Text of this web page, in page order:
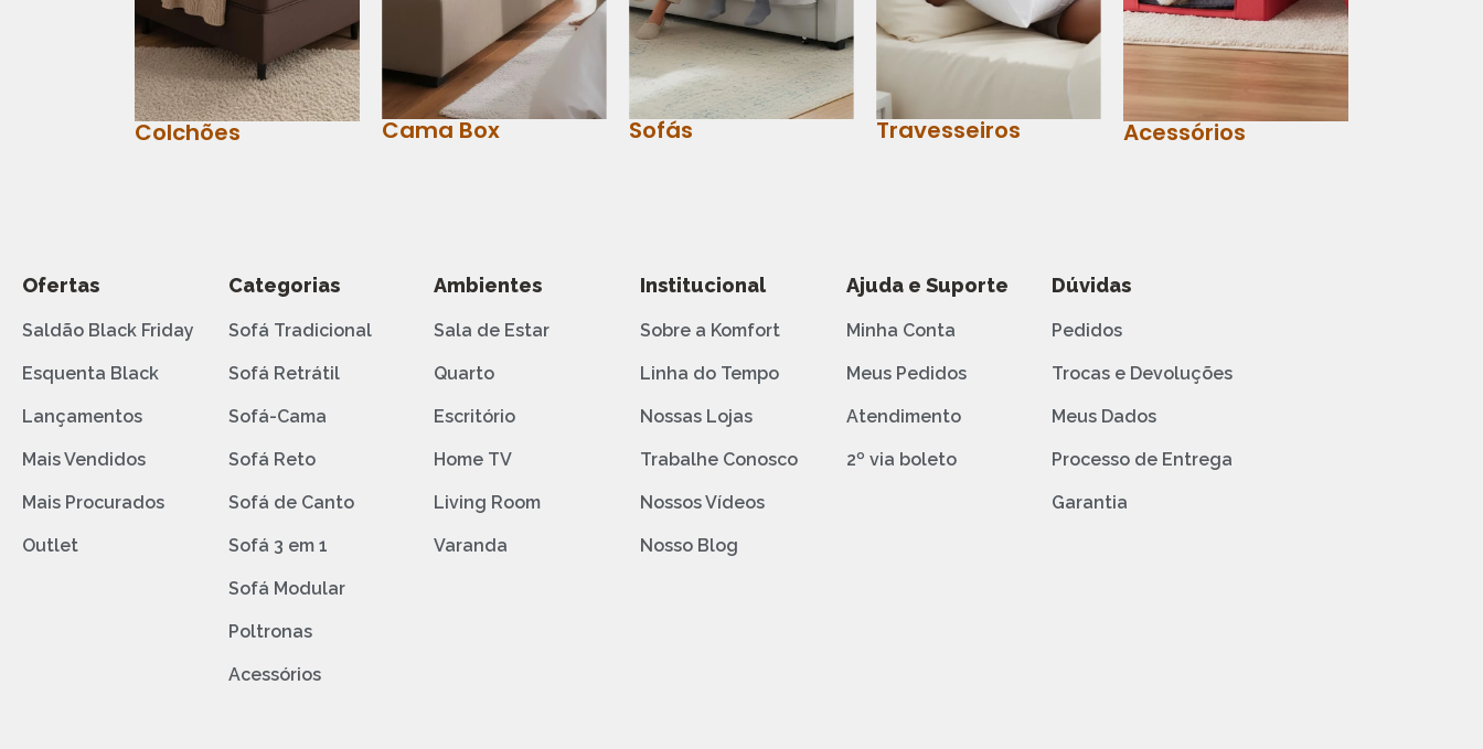
Colchões Cama Box Sofás Travesseiros Acessórios
Ofertas
Saldão Black Friday
Esquenta Black
Lançamentos
Mais Vendidos
Mais Procurados
Outlet
Categorias
Sofá Tradicional
Sofá Retrátil
Sofá-Cama
Sofá Reto
Sofá de Canto
Sofá 3 em 1
Sofá Modular
Poltronas
Acessórios
Ambientes
Sala de Estar
Quarto
Escritório
Home TV
Living Room
Varanda
Institucional
Sobre a Komfort
Linha do Tempo
Nossas Lojas
Trabalhe Conosco
Nossos Vídeos
Nosso Blog
Ajuda e Suporte
Minha Conta
Meus Pedidos
Atendimento
2º via boleto
Dúvidas
Pedidos
Trocas e Devoluções
Meus Dados
Processo de Entrega
Garantia